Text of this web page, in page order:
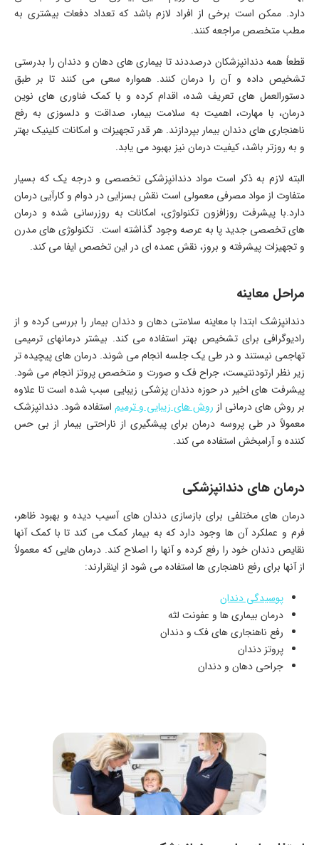
دارد. ممکن است برخی از افراد لازم باشد که تعداد دفعات بیشتری به
مطب متخصص مراجعه کنند.
قطعاً همه دندانپزشکان درصددند تا بیماری های دهان و دندان را بدرستی
تشخیص داده و آن را درمان کنند. همواره سعی می کنند تا بر طبق
دستورالعمل های تعریف شده، اقدام کرده و با کمک فناوری های نوین
درمان، با مهارت، اهمیت به سلامت بیمار، صداقت و دلسوزی به رفع
ناهنجاری های دندان بیمار بپردازند. هر قدر تجهیزات و امکانات کلینیک بهتر
و به روزتر باشد، کیفیت درمان نیز بهبود می یابد.
البته لازم به ذکر است مواد دندانپزشکی تخصصی و درجه یک که بسیار
متفاوت از مواد مصرفی معمولی است نقش بسزایی در دوام و کارآیی درمان
دارد.با پیشرفت روزافزون تکنولوژی، امکانات به روزرسانی شده و درمان
های تخصصی جدید پا به عرصه وجود گذاشته است. تکنولوژی های مدرن
و تجهیزات پیشرفته و بروز، نقش عمده ای در این تخصص ایفا می کند.
مراحل معاینه
دندانپزشک ابتدا با معاینه سلامتی دهان و دندان بیمار را بررسی کرده و از
رادیوگرافی برای تشخیص بهتر استفاده می کند. بیشتر درمانهای ترمیمی
تهاجمی نیستند و در طی یک جلسه انجام می شوند. درمان های پیچیده تر
زیر نظر ارتودنتیست، جراح فک و صورت و متخصص پروتز انجام می شود.
پیشرفت های اخیر در حوزه دندان پزشکی زیبایی سبب شده است تا علاوه
بر روش های درمانی از روش های زیبایی و ترمیم استفاده شود. دندانپزشک
معمولاً در طی پروسه درمان برای پیشگیری از ناراحتی بیمار از بی حس
کننده و آرامبخش استفاده می کند.
درمان های دندانپزشکی
درمان های مختلفی برای بازسازی دندان های آسیب دیده و بهبود ظاهر،
فرم و عملکرد آن ها وجود دارد که به بیمار کمک می کند تا با کمک آنها
نقایص دندان خود را رفع کرده و آنها را اصلاح کند. درمان هایی که معمولاً
از آنها برای رفع ناهنجاری ها استفاده می شود از اینقرارند:
پوسیدگی دندان
درمان بیماری ها و عفونت لثه
رفع ناهنجاری های فک و دندان
پروتز دندان
جراحی دهان و دندان